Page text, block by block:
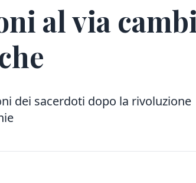
al via
dei sacerdoti dopo la rivoluzione